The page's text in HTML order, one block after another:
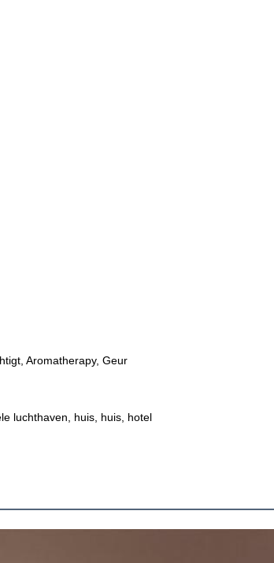
Aromatherapy, Geur
luchthaven, huis, huis, hotel